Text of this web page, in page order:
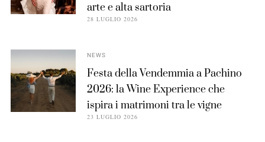
arte e alta sartoria
28 LUGLIO 2026
NEWS
Festa della Vendemmia a Pachino
2026: la Wine Experience che
ispira i matrimoni tra le vigne
23 LUGLIO 2026